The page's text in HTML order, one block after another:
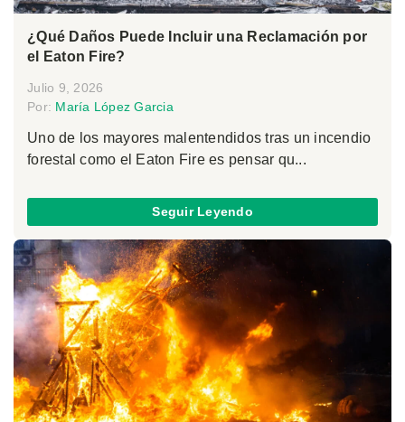
¿Qué Daños Puede Incluir una Reclamación por
el Eaton Fire?
Julio 9, 2026
Por: María López Garcia
Uno de los mayores malentendidos tras un incendio
forestal como el Eaton Fire es pensar qu...
Seguir Leyendo